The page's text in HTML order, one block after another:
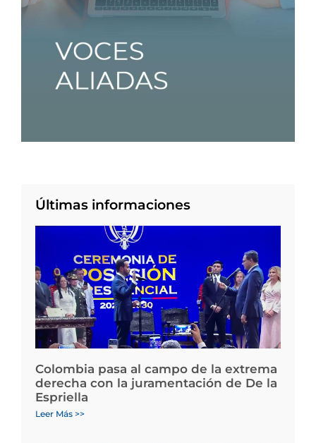
Últimas informaciones
Colombia pasa al campo de la extrema
derecha con la juramentación de De la
Espriella
Leer Más >>